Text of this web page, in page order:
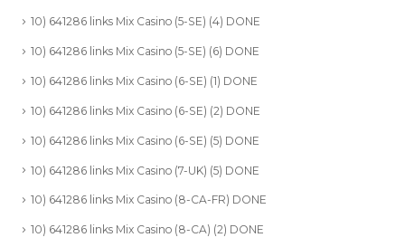
10) 641286 links Mix Casino (5-SE) (4) DONE
10) 641286 links Mix Casino (5-SE) (6) DONE
10) 641286 links Mix Casino (6-SE) (1) DONE
10) 641286 links Mix Casino (6-SE) (2) DONE
10) 641286 links Mix Casino (6-SE) (5) DONE
10) 641286 links Mix Casino (7-UK) (5) DONE
10) 641286 links Mix Casino (8-CA-FR) DONE
10) 641286 links Mix Casino (8-CA) (2) DONE